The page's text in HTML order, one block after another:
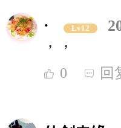
· Lv12
，，
0 回